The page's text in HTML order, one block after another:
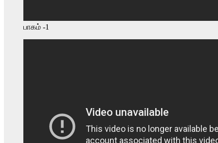
பாகம் -1